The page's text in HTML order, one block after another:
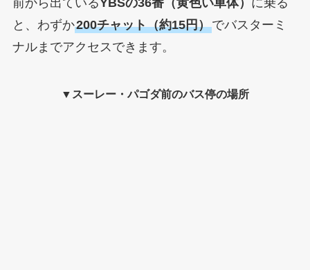
前から出ているYBSの36番（黄色い車体） に乗る
と、わずか200チャット（約15円）でバスターミ
ナルまでアクセスできます。
▼スーレー・パゴダ前のバス停の場所